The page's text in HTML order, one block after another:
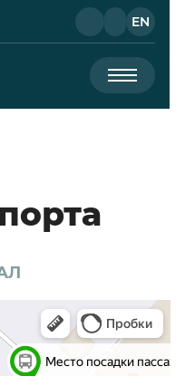
EN
поиск мест